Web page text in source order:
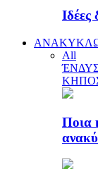
All
Ποια